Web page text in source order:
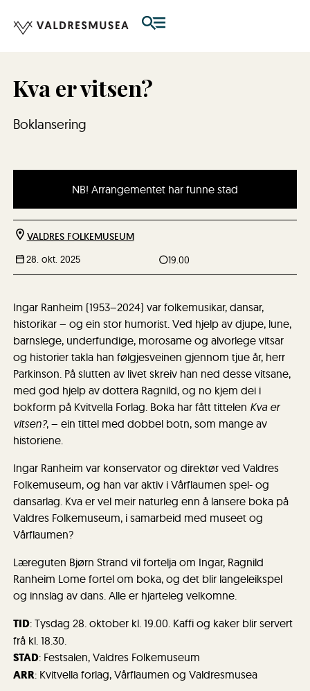
Kva er vitsen?
Boklansering
NB! Arrangementet har funne stad
VALDRES FOLKEMUSEUM
28. okt. 2025
19.00
Ingar Ranheim (1953–2024) var folkemusikar, dansar,
historikar – og ein stor humorist. Ved hjelp av djupe, lune,
barnslege, underfundige, morosame og alvorlege vitsar
og historier takla han følgjesveinen gjennom tjue år, herr
Parkinson. På slutten av livet skreiv han ned desse vitsane,
med god hjelp av dottera Ragnild, og no kjem dei i
bokform på Kvitvella Forlag. Boka har fått tittelen Kva er
vitsen?, – ein tittel med dobbel botn, som mange av
historiene.
Ingar Ranheim var konservator og direktør ved Valdres
Folkemuseum, og han var aktiv i Vårflaumen spel- og
dansarlag. Kva er vel meir naturleg enn å lansere boka på
Valdres Folkemuseum, i samarbeid med museet og
Vårflaumen?
Læreguten Bjørn Strand vil fortelja om Ingar, Ragnild
Ranheim Lome fortel om boka, og det blir langeleikspel
og innslag av dans. Alle er hjarteleg velkomne.
TID: Tysdag 28. oktober kl. 19.00. Kaffi og kaker blir servert
frå kl. 18.30.
STAD: Festsalen, Valdres Folkemuseum
ARR: Kvitvella forlag, Vårflaumen og Valdresmusea